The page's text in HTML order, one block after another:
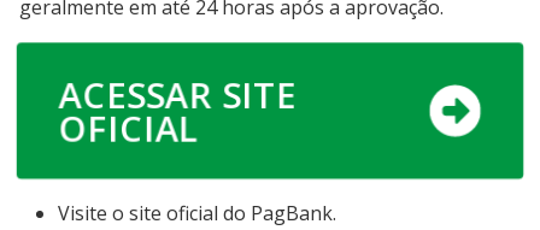
geralmente em até 24 horas após a aprovação.
ACESSAR SITE
OFICIAL
Visite o site oficial do PagBank.